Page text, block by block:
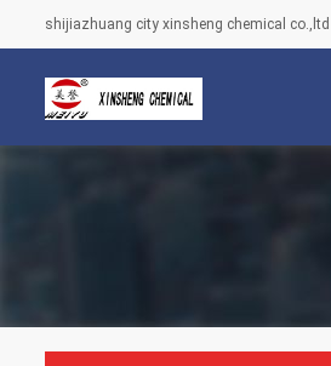
shijiazhuang city xinsheng chemical co.,ltd